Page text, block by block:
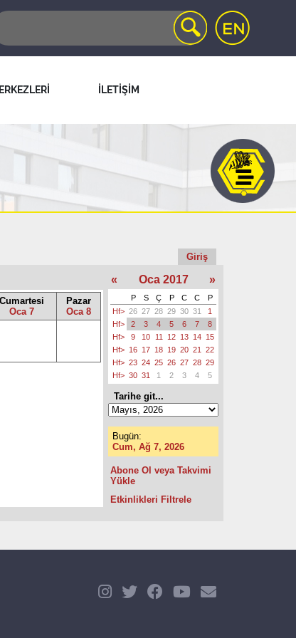
İLETİŞİM
Giriş
Cumartesi
Oca 7
Pazar
Oca 8
« Oca 2017 »
P S Ç P C C
P
Hf> 26 27 28 29 30 31
1
Hf>
2 3 4 5 6 7
8
Hf>
9 10 11 12 13 14 15
Hf> 16 17 18 19 20 21
22
Hf> 23 24 25 26 27 28 29
Hf> 30 31 1 2 3 4 5
Tarihe git...
Bugün:
Cum, Ağ 7, 2026
Abone Ol veya Takvimi
Yükle
Etkinlikleri Filtrele